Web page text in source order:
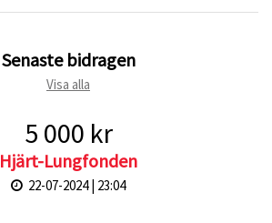
Senaste bidragen
Visa alla
5 000 kr
Hjärt-Lungfonden
22-07-2024 | 23:04